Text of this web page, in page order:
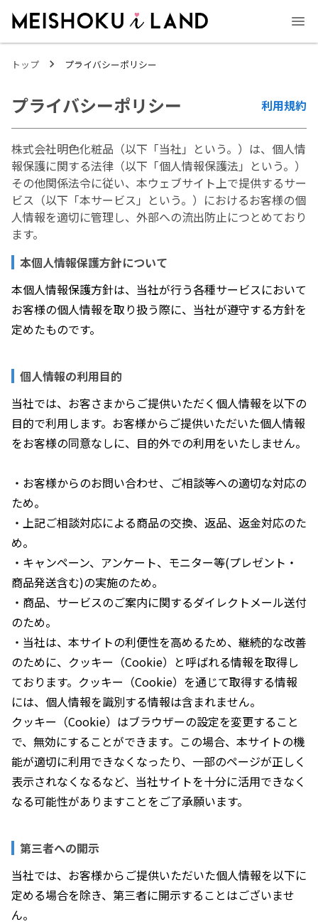
トップ プライバシーポリシー
プライバシーポリシー 利用規約
株式会社明色化粧品（以下「当社」という。）は、個人情
報保護に関する法律（以下「個人情報保護法」という。）
その他関係法令に従い、本ウェブサイト上で提供するサー
ビス（以下「本サービス」という。）におけるお客様の個
人情報を適切に管理し、外部への流出防止につとめており
ます。
本個人情報保護方針について
本個人情報保護方針は、当社が行う各種サービスにおいて
お客様の個人情報を取り扱う際に、当社が遵守する方針を
定めたものです。
個人情報の利用目的
当社では、お客さまからご提供いただく個人情報を以下の
目的で利用します。お客様からご提供いただいた個人情報
をお客様の同意なしに、目的外での利用をいたしません。
・お客様からのお問い合わせ、ご相談等への適切な対応の
ため。
・上記ご相談対応による商品の交換、返品、返金対応のた
め。
・キャンペーン、アンケート、モニター等(プレゼント・
商品発送含む)の実施のため。
・商品、サービスのご案内に関するダイレクトメール送付
のため。
・当社は、本サイトの利便性を高めるため、継続的な改善
のために、クッキー（Cookie）と呼ばれる情報を取得し
ております。クッキー（Cookie）を通じて取得する情報
には、個人情報を識別する情報は含まれません。
クッキー（Cookie）はブラウザーの設定を変更すること
で、無効にすることができます。この場合、本サイトの機
能が適切に利用できなくなったり、一部のページが正しく
表示されなくなるなど、当社サイトを十分に活用できなく
なる可能性がありますことをご了承願います。
第三者への開示
当社では、お客様からご提供いただいた個人情報を以下に
定める場合を除き、第三者に開示することはございませ
ん。